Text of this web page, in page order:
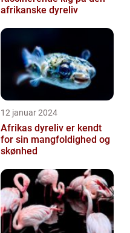
afrikanske dyreliv
12 januar 2024
Afrikas dyreliv er kendt
for sin mangfoldighed og
skønhed